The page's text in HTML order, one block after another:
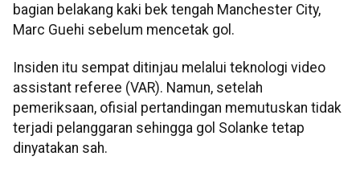
bagian belakang kaki bek tengah Manchester City,
Marc Guehi sebelum mencetak gol.
Insiden itu sempat ditinjau melalui teknologi video
assistant referee (VAR). Namun, setelah
pemeriksaan, ofisial pertandingan memutuskan tidak
terjadi pelanggaran sehingga gol Solanke tetap
dinyatakan sah.